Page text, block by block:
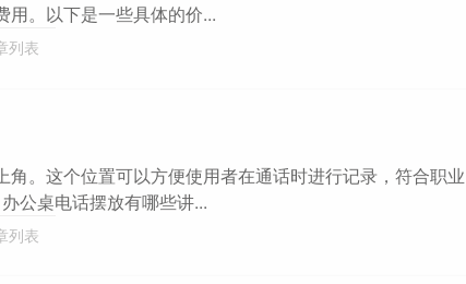
用。以下是一些具体的价...
列表
。这个位置可以方便使用者在通话时进行记录，符合职业
公桌电话摆放有哪些讲...
列表